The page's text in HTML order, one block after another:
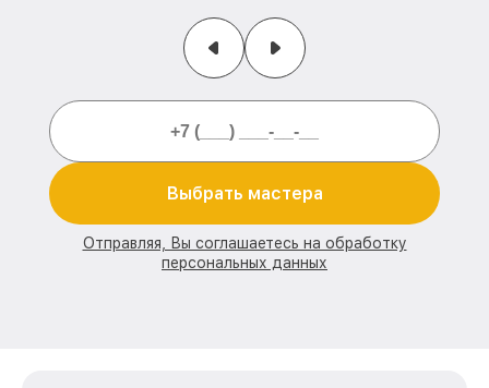
Выбрать мастера
Отправляя, Вы соглашаетесь на обработку
персональных данных